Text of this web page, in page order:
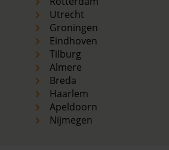
Utrecht
Groningen
Eindhoven
Tilburg
Almere
Breda
Haarlem
Apeldoorn
Nijmegen